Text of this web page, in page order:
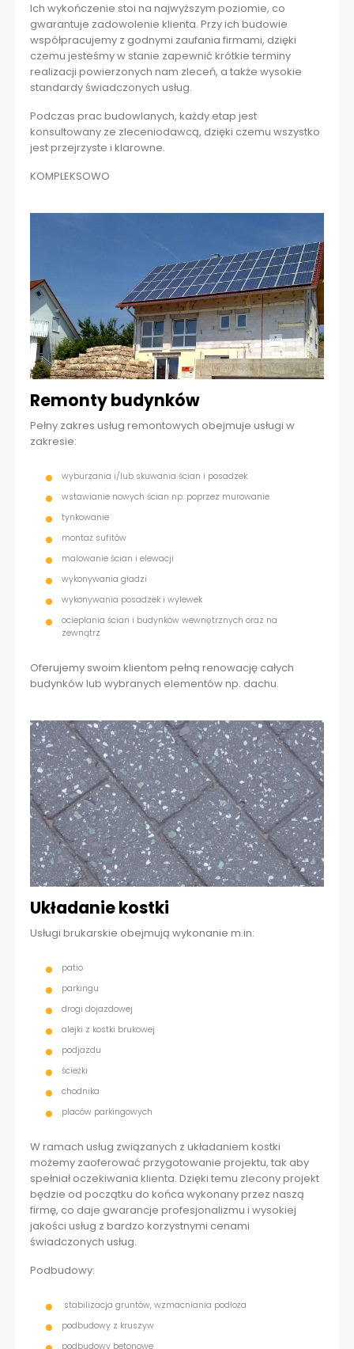
Ich wykończenie stoi na najwyższym poziomie, co
gwarantuje zadowolenie klienta. Przy ich budowie
współpracujemy z godnymi zaufania firmami, dzięki
czemu jesteśmy w stanie zapewnić krótkie terminy
realizacji powierzonych nam zleceń, a także wysokie
standardy świadczonych usług.
Podczas prac budowlanych, każdy etap jest
konsultowany ze zleceniodawcą, dzięki czemu wszystko
jest przejrzyste i klarowne.
KOMPLEKSOWO
Remonty budynków
Pełny zakres usług remontowych obejmuje usługi w
zakresie:
wyburzania i/lub skuwania ścian i posadzek
wstawianie nowych ścian np. poprzez murowanie
tynkowanie
montaż sufitów
malowanie ścian i elewacji
wykonywania gładzi
wykonywania posadzek i wylewek
ocieplania ścian i budynków wewnętrznych oraz na
zewnątrz
Oferujemy swoim klientom pełną renowację całych
budynków lub wybranych elementów np. dachu.
Układanie kostki
Usługi brukarskie obejmują wykonanie m.in:
patio
parkingu
drogi dojazdowej
alejki z kostki brukowej
podjazdu
ścieżki
chodnika
placów parkingowych
W ramach usług związanych z układaniem kostki
możemy zaoferować przygotowanie projektu, tak aby
spełniał oczekiwania klienta. Dzięki temu zlecony projekt
będzie od początku do końca wykonany przez naszą
firmę, co daje gwarancje profesjonalizmu i wysokiej
jakości usług z bardzo korzystnymi cenami
świadczonych usług.
Podbudowy:
stabilizacja gruntów, wzmacniania podłoża
podbudowy z kruszyw
podbudowy betonowe